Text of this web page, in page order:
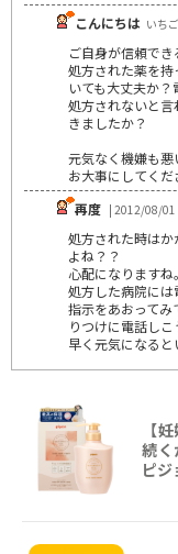
こんにちは いち
ご自身が信頼で
処方された薬を持
いても大丈夫か？
処方されないと言
きましたか？
元気なく機嫌も悪
お大事にしてくだ
再度 | 2012/08/01
処方された時は
よね？？
心配になりますね
処方した病院には
指示をあおって
りつけに電話しこ
早く元気になる
【
続く
ピ